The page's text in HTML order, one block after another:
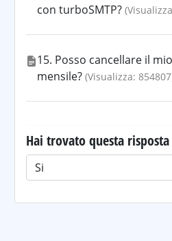
con turboSMTP?
15. Posso cancellare il
mensile? (Visualizza:
Hai trovato questa